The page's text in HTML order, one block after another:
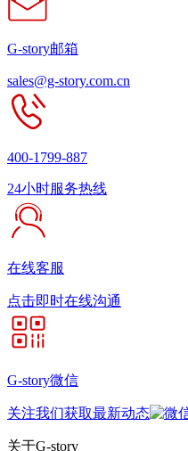
G-story邮箱
sales@g-story.com.cn
400-1799-887
24小时服务热线
在线客服
点击即时在线沟通
G-story微信
关注我们获取最新动态
关于G-story